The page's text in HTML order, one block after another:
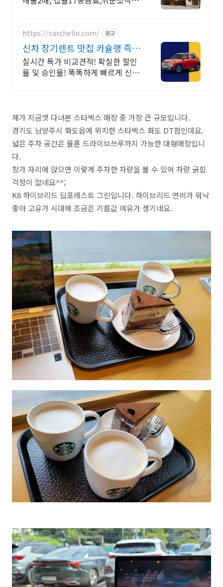
https://carchelin.com/ 광고
신차 장기렌트 맛집 카슐랭 즉시
출고 특가 프로모션GO!
실시간 특가 비교견적! 확실한 할인
율 및 승인율! 똑똑하게 빠르게 신차
제가 지금껏 다녀본 스타벅스 매장 중 가장 큰 규모입니다.
경기도 남양주시 화도읍에 위치한 스타벅스 화도 DT점인데요.
넓은 주차 공간은 물론 드라이브쓰루까지 가능한 대형매장입니
다.
창가 자리에 앉으면 이렇게 주차한 차량을 볼 수 있어 차량 긁힘
걱정이 없네요^^;
K8 하이브리드 딥포레스트 그린입니다. 하이브리드 연비가 워낙
좋아 고유가 시대에 조금은 기름값 여유가 생기네요.